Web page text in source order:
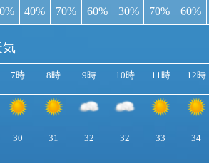
40% 70% 60% 30% 70% 60%
7時 8時 9時 10時 11時 12時
30 31 32 32 33 34